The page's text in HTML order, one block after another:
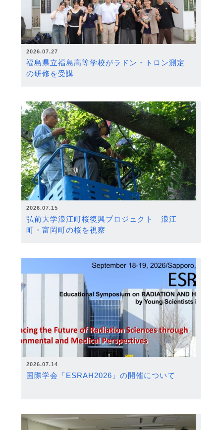
2026.07.27
福島県立福島高等学校がラドン・トロン測定
の研修を受講
2026.07.15
弘前大学浪江町桜復興プロジェクト 浪江
町・富岡町の桜を視察
2026.07.14
国際学会「ESRAH2026」の開催について